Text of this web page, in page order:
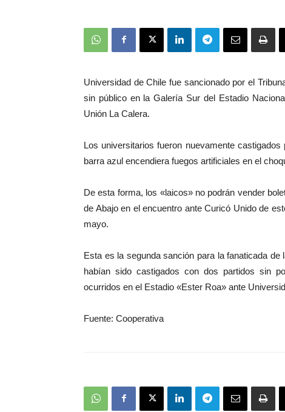
Universidad de Chile fue sancionado por el
sin público en la Galería Sur del Estadio
Unión La Calera.
Los universitarios fueron nuevamente
barra azul encendiera fuegos artificiales en el
De esta forma, los «laicos» no podrán vender
de Abajo en el encuentro ante Curicó Unido de
mayo.
Esta es la segunda sanción para la fanaticada
habían sido castigados con dos partidos sin
ocurridos en el Estadio «Ester Roa» ante
Fuente: Cooperativa